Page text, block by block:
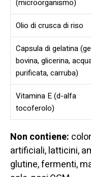
(microorganismo)
Olio di crusca di riso
Capsula di gelatina
bovina, glicerina,
purificata, carruba)
Vitamina E (d-alfa
tocoferolo)
Non contiene:
artificiali, latticini,
glutine, fermenti,